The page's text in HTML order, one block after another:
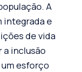
A
integrada e
de vida
a inclusão
esforço